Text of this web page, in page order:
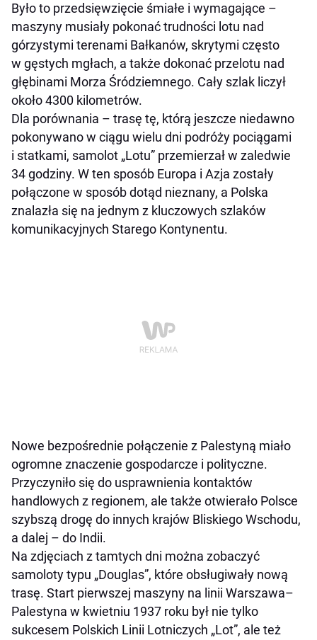
Było to przedsięwzięcie śmiałe i wymagające –
maszyny musiały pokonać trudności lotu nad
górzystymi terenami Bałkanów, skrytymi często
w gęstych mgłach, a także dokonać przelotu nad
głębinami Morza Śródziemnego. Cały szlak liczył
około 4300 kilometrów.
Dla porównania – trasę tę, którą jeszcze niedawno
pokonywano w ciągu wielu dni podróży pociągami
i statkami, samolot „Lotu” przemierzał w zaledwie
34 godziny. W ten sposób Europa i Azja zostały
połączone w sposób dotąd nieznany, a Polska
znalazła się na jednym z kluczowych szlaków
komunikacyjnych Starego Kontynentu.
Nowe bezpośrednie połączenie z Palestyną miało
ogromne znaczenie gospodarcze i polityczne.
Przyczyniło się do usprawnienia kontaktów
handlowych z regionem, ale także otwierało Polsce
szybszą drogę do innych krajów Bliskiego Wschodu,
a dalej – do Indii.
Na zdjęciach z tamtych dni można zobaczyć
samoloty typu „Douglas”, które obsługiwały nową
trasę. Start pierwszej maszyny na linii Warszawa–
Palestyna w kwietniu 1937 roku był nie tylko
sukcesem Polskich Linii Lotniczych „Lot”, ale też